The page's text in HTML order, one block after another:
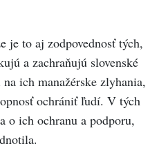
je to aj zodpovednosť tých,
a zachraňujú slovenské
ich manažérske zlyhania,
ochrániť ľudí. V tých
o ich ochranu a podporu,